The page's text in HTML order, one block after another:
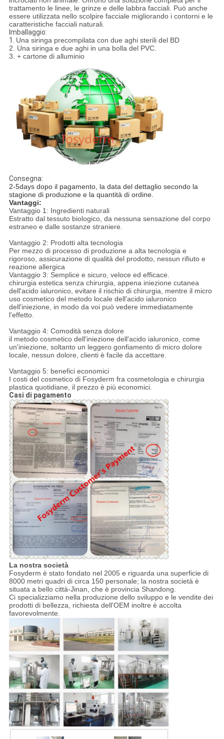
trattamento le linee, le grinze e delle labbra facciali. Può anche
essere utilizzata nello scolpire facciale migliorando i contorni e le
caratteristiche facciali naturali.
Imballaggio:
1. Una siringa precompilata con due aghi sterili del BD
2. Una siringa e due aghi in una bolla del PVC.
3. + cartone di alluminio
Consegna:
2-5days dopo il pagamento, la data del dettaglio secondo la
stagione di produzione e la quantità di ordine.
Vantaggi:
Vantaggio 1: Ingredienti naturali
Estratto dal tessuto biologico, da nessuna sensazione del corpo
estraneo e dalle sostanze straniere.
Vantaggio 2: Prodotti alta tecnologia
Per mezzo di processo di produzione a alta tecnologia e
rigoroso, assicurazione di qualità del prodotto, nessun rifiuto e
reazione allergica
Vantaggio 3: Semplice e sicuro, veloce ed efficace.
chirurgia estetica senza chirurgia, appena iniezione cutanea
dell'acido ialuronico, evitare il rischio di chirurgia, mentre il micro
uso cosmetico del metodo locale dell'acido ialuronico
dell'iniezione, in modo da voi può vedere immediatamente
l'effetto.
Vantaggio 4: Comodità senza dolore
il metodo cosmetico dell'iniezione dell'acido ialuronico, come
un'iniezione, soltanto un leggero gonfiamento di micro dolore
locale, nessun dolore, clienti è facile da accettare.
Vantaggio 5: benefici economici
I costi del cosmetico di Fosyderm fra cosmetologia e chirurgia
plastica quotidiane, il prezzo è più economici.
Casi di pagamento
La nostra società
Fosyderm è stato fondato nel 2005 e riguarda una superficie di
8000 metri quadri di circa 150 personale; la nostra società è
situata a bello città-Jinan, che è provincia Shandong.
Ci specializziamo nella produzione dello sviluppo e le vendite dei
prodotti di bellezza, richiesta dell'OEM inoltre è accolta
favorevolmente.